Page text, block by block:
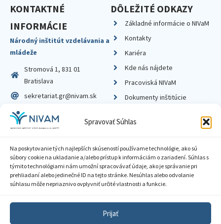
Spravovať Súhlas
Na poskytovanie tých najlepších skúseností používame technológie, ako sú
súbory cookie na ukladanie a/alebo prístup k informáciám o zariadení. Súhlas s
týmito technológiami nám umožní spracovávať údaje, ako je správanie pri
prehliadaní alebo jedinečné ID na tejto stránke. Nesúhlas alebo odvolanie
súhlasu môže nepriaznivo ovplyvniť určité vlastnosti a funkcie.
Prijať
KONTAKTNÉ
INFORMÁCIE
Národný inštitút vzdelávania a
mládeže
Stromová 1, 831 01
Bratislava
sekretariat.gr@nivam.sk
IČO: 00164348
DIČ: 2020798714
DÔLEŽITÉ ODKAZY
Základné informácie o NIVaM
Kontakty
Kariéra
Kde nás nájdete
Pracoviská NIVaM
Dokumenty inštitúcie
Zásady ochrany súkromia
Sprístupnenie informácií